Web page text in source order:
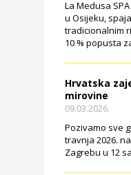
La Medusa
u Osijeku,
tradicionalnim
10 % popusta
Hrvatska
mirovine
09.03.2026.
Pozivamo sve
travnja 2026.
Zagrebu u 12